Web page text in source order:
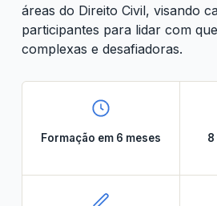
áreas do Direito Civil, visando
participantes para lidar com
complexas e desafiadoras.
Formação em 6 meses
8